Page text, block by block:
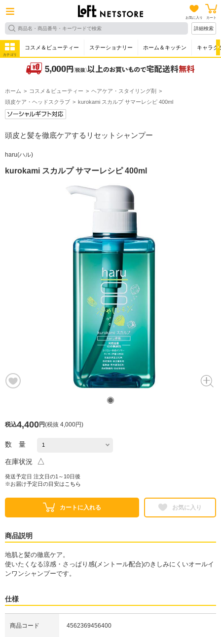
お気に入り カート
詳細検索
カテゴリ
コスメ＆ビューティー ステーショナリー ホーム＆キッチン キャラク
ホーム コスメ＆ビューティー
ヘアケア・スタイリング剤
頭皮ケア・ヘッドスクラブ
kurokami スカルプ サマーレシピ 400ml
頭皮と髪を徹底ケアするリセットシャンプー
haru(ハル)
kurokami スカルプ サマーレシピ 400ml
税込4,400円(税抜 4,000円)
数 量
在庫状況 △
発送予定日 注文日の1～10日後
※お届け予定日の目安は こちら
カートに入れる お気に入り
商品説明
地肌と髪の徹底ケア。
使いたくなる涼感・さっぱり感(メントール配合)のきしみにくいオールイ
ンワンシャンプーです。
仕様
商品コード 4562369456400